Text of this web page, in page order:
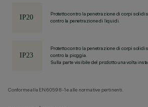
Protetto contro la penetrazione di corpi solidi
contro la penetrazione di liquidi.
Protetto contro la penetrazione di corpi solidi
contro la pioggia.
Sulla parte visibile del prodotto una volta
Conforme alla EN60598-1 e alle normative pertinenti.